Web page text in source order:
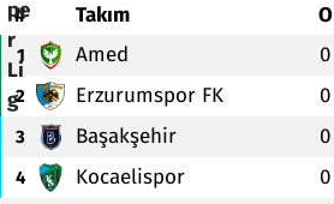
# Takım O
1 Amed 0
2 Erzurumspor FK 0
3 Başakşehir 0
4 Kocaelispor 0